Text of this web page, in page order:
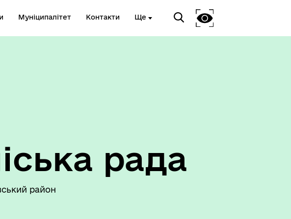
Муніципалітет Контакти Ще
рада
район